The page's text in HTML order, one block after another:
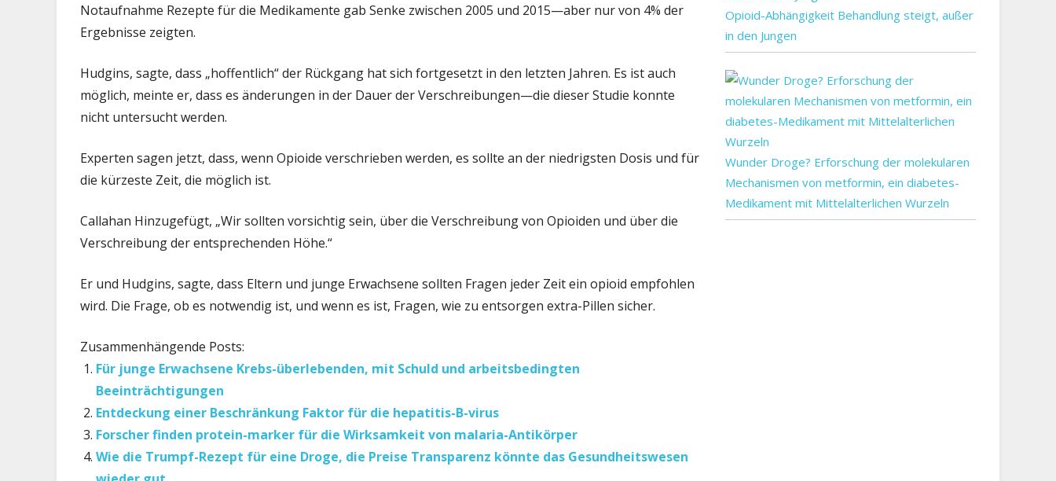
Notaufnahme Rezepte für die Medikamente gab Senke zwischen 2005 und 2015—aber nur von 4% der
Ergebnisse zeigten.
Hudgins, sagte, dass „hoffentlich“ der Rückgang hat sich fortgesetzt in den letzten Jahren. Es ist auch
möglich, meinte er, dass es änderungen in der Dauer der Verschreibungen—die dieser Studie konnte
nicht untersucht werden.
Experten sagen jetzt, dass, wenn Opioide verschrieben werden, es sollte an der niedrigsten Dosis und für
die kürzeste Zeit, die möglich ist.
Callahan Hinzugefügt, „Wir sollten vorsichtig sein, über die Verschreibung von Opioiden und über die
Verschreibung der entsprechenden Höhe.“
Er und Hudgins, sagte, dass Eltern und junge Erwachsene sollten Fragen jeder Zeit ein opioid empfohlen
wird. Die Frage, ob es notwendig ist, und wenn es ist, Fragen, wie zu entsorgen extra-Pillen sicher.
Zusammenhängende Posts:
Für junge Erwachsene Krebs-überlebenden, mit Schuld und arbeitsbedingten
Beeinträchtigungen
Entdeckung einer Beschränkung Faktor für die hepatitis-B-virus
Forscher finden protein-marker für die Wirksamkeit von malaria-Antikörper
Wie die Trumpf-Rezept für eine Droge, die Preise Transparenz könnte das Gesundheitswesen
Opioid-Abhängigkeit Behandlung steigt, außer
in den Jungen
Wunder Droge? Erforschung der molekularen
Mechanismen von metformin, ein diabetes-
Medikament mit Mittelalterlichen Wurzeln